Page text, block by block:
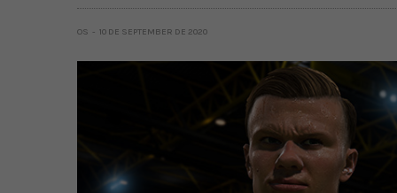
OS 10 DE SEPTEMBER DE 2020